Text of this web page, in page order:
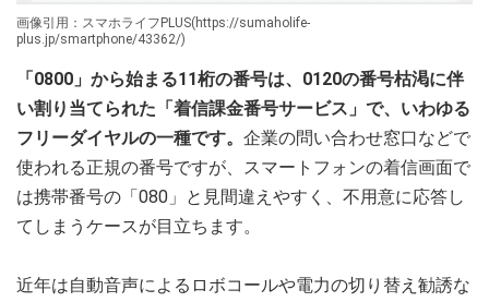
画像引用：スマホライフPLUS(https://sumaholife-
plus.jp/smartphone/43362/)
「0800」から始まる11桁の番号は、0120の番号枯渇に伴
い割り当てられた「着信課金番号サービス」で、いわゆる
フリーダイヤルの一種です。 企業の問い合わせ窓口などで
使われる正規の番号ですが、スマートフォンの着信画面で
は携帯番号の「080」と見間違えやすく、不用意に応答し
てしまうケースが目立ちます。
近年は自動音声によるロボコールや電力の切り替え勧誘な